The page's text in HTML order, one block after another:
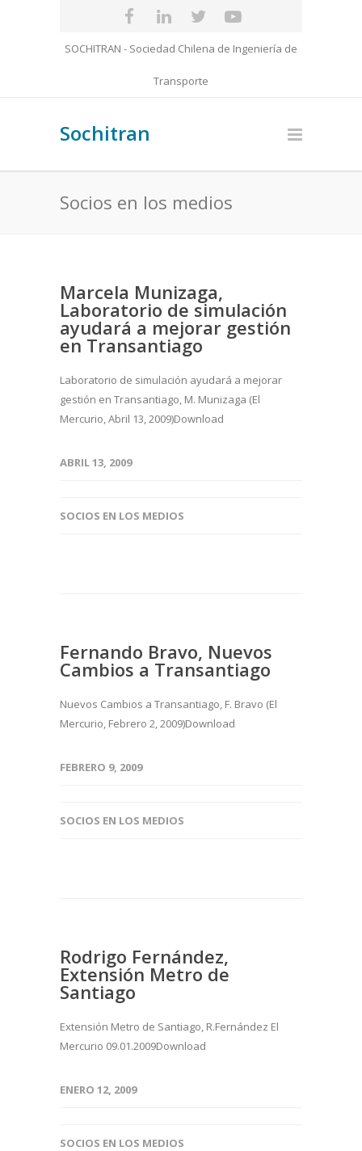
SOCHITRAN - Sociedad Chilena de Ingeniería de
Transporte
Sochitran
Socios en los medios
Marcela Munizaga,
Laboratorio de simulación
ayudará a mejorar gestión
en Transantiago
Laboratorio de simulación ayudará a mejorar
gestión en Transantiago, M. Munizaga (El
Mercurio, Abril 13, 2009)Download
ABRIL 13, 2009
SOCIOS EN LOS MEDIOS
Fernando Bravo, Nuevos
Cambios a Transantiago
Nuevos Cambios a Transantiago, F. Bravo (El
Mercurio, Febrero 2, 2009)Download
FEBRERO 9, 2009
SOCIOS EN LOS MEDIOS
Rodrigo Fernández,
Extensión Metro de
Santiago
Extensión Metro de Santiago, R.Fernández El
Mercurio 09.01.2009Download
ENERO 12, 2009
SOCIOS EN LOS MEDIOS